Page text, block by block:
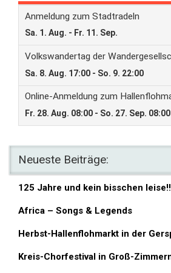
Neueste Beiträge:
125 Jahre und kein bisschen
Africa – Songs & Legends
Herbst-Hallenflohmarkt in der
Kreis-Chorfestival in Groß-